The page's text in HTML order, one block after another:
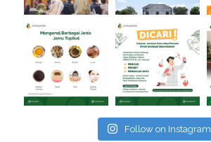
Follow on Instagram